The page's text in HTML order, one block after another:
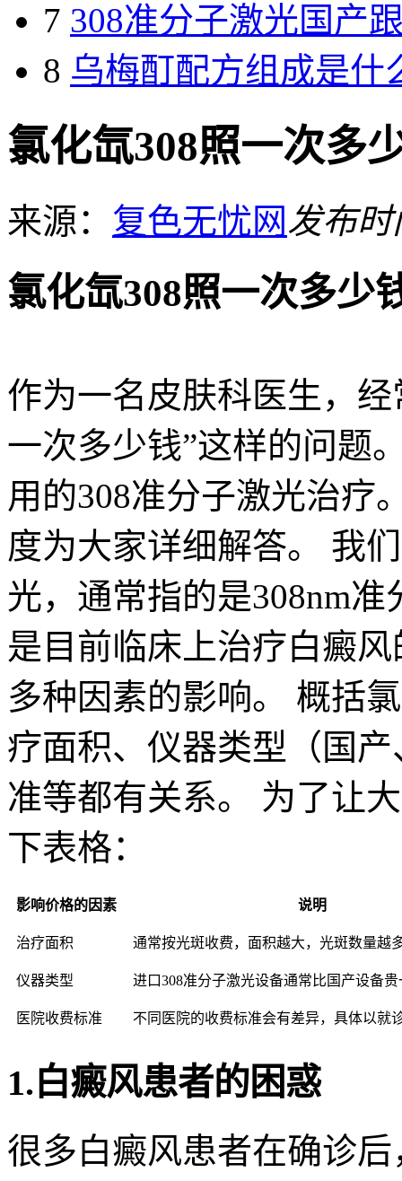
7 308准分子激光国产
8 乌梅酊配方组成是什
氯化氙308照一次多
来源： 复色无忧网发布时
氯化氙308照一次多少
作为一名皮肤科医生，
一次多少钱”这样的问题
用的308准分子激光治疗
度为大家详细解答。 我
光，通常指的是308nm
是目前临床上治疗白癜
多种因素的影响。 概括
疗面积、仪器类型（国
准等都有关系。 为了让
下表格：
影响价格的因素 说明
治疗面积 通常按光斑收费，面积越大，光斑数量越
仪器类型 进口308准分子激光设备通常比国产设备贵
医院收费标准 不同医院的收费标准会有差异，具体以就
1.白癜风患者的困惑
很多白癜风患者在确诊